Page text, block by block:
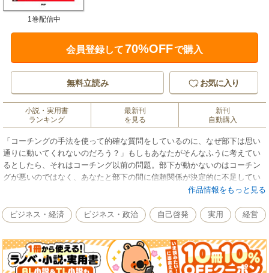
1巻配信中
会員登録して70%OFFで購入
無料立読み お気に入り
小説・実用書
ランキング
最新刊
を見る
新刊
自動購入
「コーチングの手法を使って的確な質問をしているのに、なぜ部下は思い
通りに動いてくれないのだろう？」もしもあなたがそんなふうに考えてい
るとしたら、それはコーチング以前の問題。部下が動かないのはコーチン
グが悪いのではなく、あなたと部下の間に信頼関係が決定的に不足してい
るからなのだ。信頼が築けていない状態でいくら「君はどう思う？」と連
書では、コーチングなどのテクニック以前に上司が身につけるべき「3つの
本気力」がなぜ必要とされるのか、身につけるためにはどのように考え、
どう行動すべきかを伝授。「対『自己』本気力」、「対『仕事』本気
力」、「対『人間』本気力」を身につけることで、あなたのチームは見違
えるほど変わるはず。一人でも部下を持つ人必読の書である。
作品情報をもっと見る
ビジネス・経済 ビジネス・政治 自己啓発 実用 経営